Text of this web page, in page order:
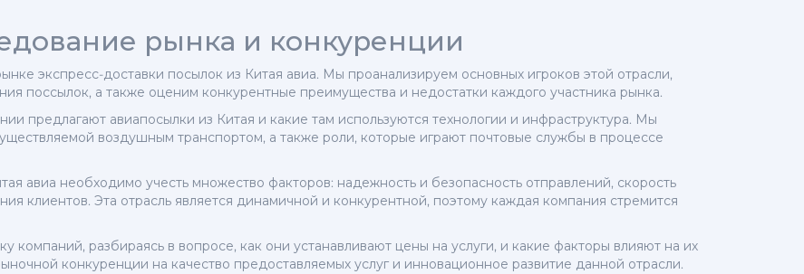
рынка и конкуренции
экспресс-доставки посылок из Китая авиа. Мы проанализируем основных игроков этой отрасли,
поссылок, а также оценим конкурентные преимущества и недостатки каждого участника рынка.
предлагают авиапосылки из Китая и какие там используются технологии и инфраструктура. Мы
воздушным транспортом, а также роли, которые играют почтовые службы в процессе
авиа необходимо учесть множество факторов: надежность и безопасность отправлений, скорость
клиентов. Эта отрасль является динамичной и конкурентной, поэтому каждая компания стремится
компаний, разбираясь в вопросе, как они устанавливают цены на услуги, и какие факторы влияют на их
конкуренции на качество предоставляемых услуг и инновационное развитие данной отрасли.